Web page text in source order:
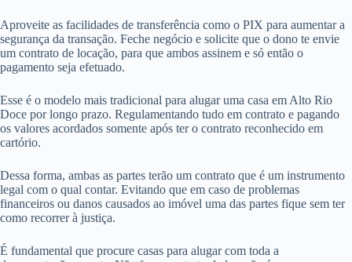
Aproveite as facilidades de transferência como o PIX para aumentar a
segurança da transação. Feche negócio e solicite que o dono te envie
um contrato de locação, para que ambos assinem e só então o
pagamento seja efetuado.
Esse é o modelo mais tradicional para alugar uma casa em Alto Rio
Doce por longo prazo. Regulamentando tudo em contrato e pagando
os valores acordados somente após ter o contrato reconhecido em
cartório.
Dessa forma, ambas as partes terão um contrato que é um instrumento
legal com o qual contar. Evitando que em caso de problemas
financeiros ou danos causados ao imóvel uma das partes fique sem ter
como recorrer à justiça.
É fundamental que procure casas para alugar com toda a